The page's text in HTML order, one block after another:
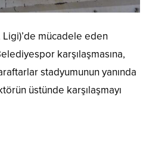
mücadele eden
karşılaşmasına,
stadyumunun yanında
üstünde karşılaşmayı